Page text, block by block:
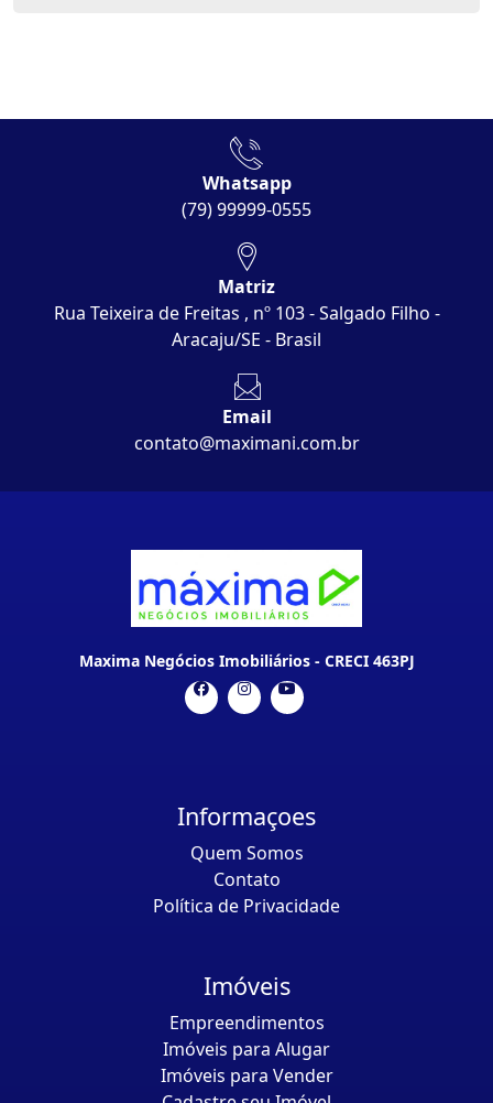
Whatsapp
(79) 99999-0555
Matriz
Rua Teixeira de Freitas , nº 103 - Salgado Filho -
Aracaju/SE - Brasil
Email
contato@maximani.com.br
Maxima Negócios Imobiliários - CRECI 463PJ
Informaçoes
Quem Somos
Contato
Política de Privacidade
Imóveis
Empreendimentos
Imóveis para Alugar
Imóveis para Vender